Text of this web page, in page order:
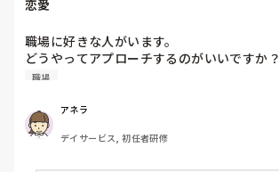
恋愛
職場に好きな人がいます。
どうやってアプローチするのがいいですか？
うわさになりたくはないです。
職場
アネラ
デイサービス, 初任者研修